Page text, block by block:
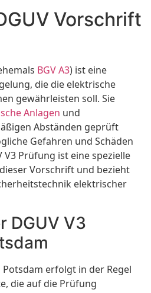
Vorschrift
BGV A3) ist eine
die die elektrische
gewährleisten soll. Sie
Anlagen und
Abständen geprüft
Gefahren und Schäden
V3 Prüfung ist eine spezielle
Vorschrift und bezieht
elektrischer
DGUV V3
Potsdam erfolgt in der Regel
die auf die Prüfung